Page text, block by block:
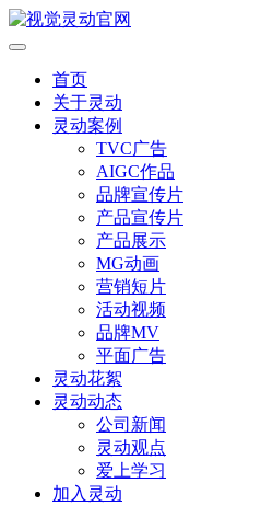
首页
关于灵动
灵动案例
TVC广告
AIGC作品
品牌宣传片
产品宣传片
产品展示
MG动画
营销短片
活动视频
品牌MV
平面广告
灵动花絮
灵动动态
公司新闻
灵动观点
爱上学习
加入灵动